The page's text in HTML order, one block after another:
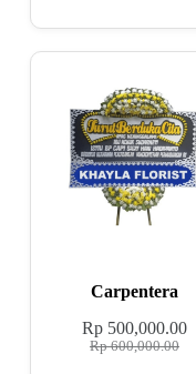
Carpentera
Rp600,000.00
Rp500,000.00